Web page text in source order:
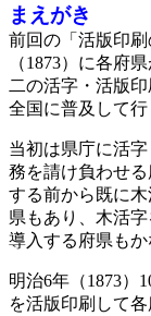
まえがき
前回の「活版印
（1873）に各府
二の活字・活版
全国に普及して行
当初は県庁に活
務を請け負わせ
する前から既に
県もあり、木活
導入する府県もか
明治6年（1873）
を活版印刷して